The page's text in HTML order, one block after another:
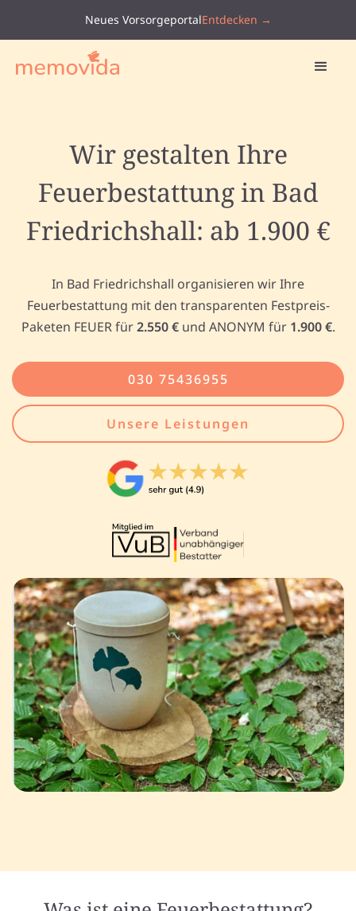
Neues VorsorgeportalEntdecken →
Wir gestalten Ihre
Feuerbestattung in Bad
Friedrichshall: ab 1.900 €
In Bad Friedrichshall organisieren wir Ihre
Feuerbestattung mit den transparenten Festpreis-
Paketen FEUER für2.550 €und ANONYM für 1.900 €.
030 75436955
Unsere Leistungen